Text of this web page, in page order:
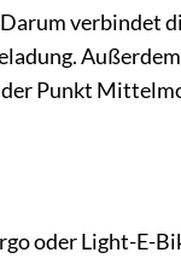
verbindet
Punkt
oder Light-E-